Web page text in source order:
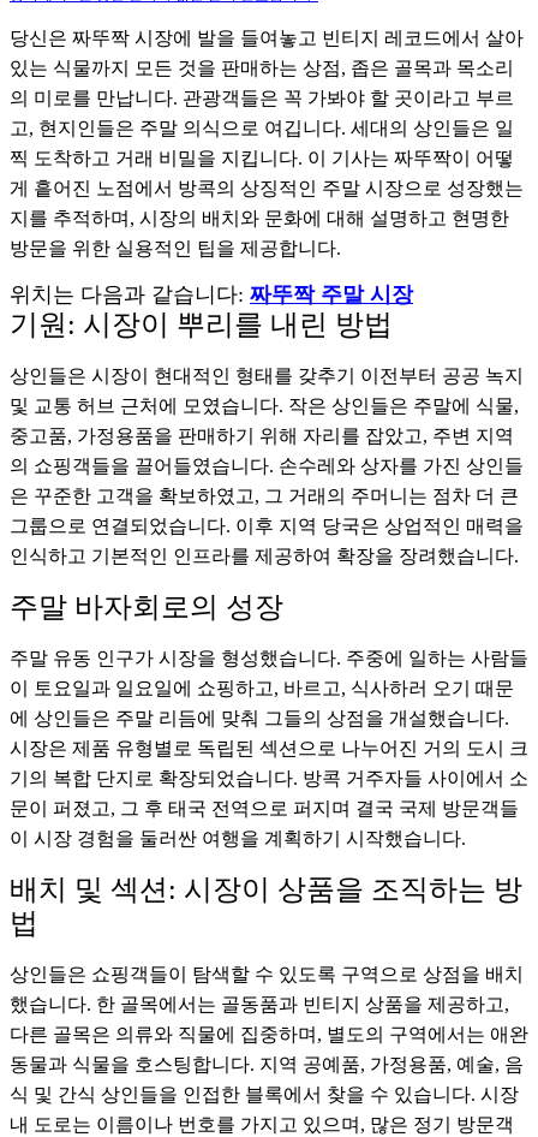
당신은 짜뚜짝 시장에 발을 들여놓고 빈티지 레코드에서 살아
있는 식물까지 모든 것을 판매하는 상점, 좁은 골목과 목소리
의 미로를 만납니다. 관광객들은 꼭 가봐야 할 곳이라고 부르
고, 현지인들은 주말 의식으로 여깁니다. 세대의 상인들은 일
찍 도착하고 거래 비밀을 지킵니다. 이 기사는 짜뚜짝이 어떻
게 흩어진 노점에서 방콕의 상징적인 주말 시장으로 성장했는
지를 추적하며, 시장의 배치와 문화에 대해 설명하고 현명한
방문을 위한 실용적인 팁을 제공합니다.
위치는 다음과 같습니다: 짜뚜짝 주말 시장
기원: 시장이 뿌리를 내린 방법
상인들은 시장이 현대적인 형태를 갖추기 이전부터 공공 녹지
및 교통 허브 근처에 모였습니다. 작은 상인들은 주말에 식물,
중고품, 가정용품을 판매하기 위해 자리를 잡았고, 주변 지역
의 쇼핑객들을 끌어들였습니다. 손수레와 상자를 가진 상인들
은 꾸준한 고객을 확보하였고, 그 거래의 주머니는 점차 더 큰
그룹으로 연결되었습니다. 이후 지역 당국은 상업적인 매력을
인식하고 기본적인 인프라를 제공하여 확장을 장려했습니다.
주말 바자회로의 성장
주말 유동 인구가 시장을 형성했습니다. 주중에 일하는 사람들
이 토요일과 일요일에 쇼핑하고, 바르고, 식사하러 오기 때문
에 상인들은 주말 리듬에 맞춰 그들의 상점을 개설했습니다.
시장은 제품 유형별로 독립된 섹션으로 나누어진 거의 도시 크
기의 복합 단지로 확장되었습니다. 방콕 거주자들 사이에서 소
문이 퍼졌고, 그 후 태국 전역으로 퍼지며 결국 국제 방문객들
이 시장 경험을 둘러싼 여행을 계획하기 시작했습니다.
배치 및 섹션: 시장이 상품을 조직하는 방
법
상인들은 쇼핑객들이 탐색할 수 있도록 구역으로 상점을 배치
했습니다. 한 골목에서는 골동품과 빈티지 상품을 제공하고,
다른 골목은 의류와 직물에 집중하며, 별도의 구역에서는 애완
동물과 식물을 호스팅합니다. 지역 공예품, 가정용품, 예술, 음
식 및 간식 상인들을 인접한 블록에서 찾을 수 있습니다. 시장
내 도로는 이름이나 번호를 가지고 있으며, 많은 정기 방문객